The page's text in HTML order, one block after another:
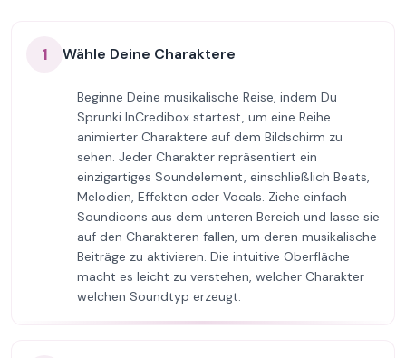
1 Wähle Deine Charaktere
Beginne Deine musikalische Reise, indem Du
Sprunki InCredibox startest, um eine Reihe
animierter Charaktere auf dem Bildschirm zu
sehen. Jeder Charakter repräsentiert ein
einzigartiges Soundelement, einschließlich Beats,
Melodien, Effekten oder Vocals. Ziehe einfach
Soundicons aus dem unteren Bereich und lasse sie
auf den Charakteren fallen, um deren musikalische
Beiträge zu aktivieren. Die intuitive Oberfläche
macht es leicht zu verstehen, welcher Charakter
welchen Soundtyp erzeugt.